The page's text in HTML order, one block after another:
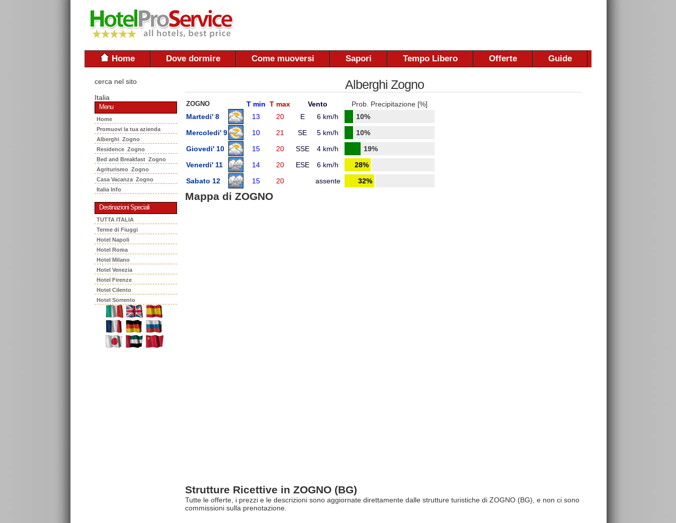
Home Dove dormire Come muoversi Sapori Tempo Libero Offerte Guide
cerca nel sito
Italia
Menu
Home
Promuovi la tua azienda
Alberghi Zogno
Residence Zogno
Bed and Breakfast Zogno
Agriturismo Zogno
Casa Vacanza Zogno
Italia Info
Destinazioni Speciali
TUTTA ITALIA
Terme di Fiuggi
Hotel Napoli
Hotel Roma
Hotel Milano
Hotel Venezia
Hotel Firenze
Hotel Cilento
Hotel Sorrento
Alberghi Zogno
ZOGNO T min T max Vento
Prob. Precipitazione [%]
Martedi' 8
13 20 E 6 km/h
10%
Mercoledi' 9
10 21 SE 5 km/h
10%
Giovedi' 10
15 20 SSE 4 km/h
19%
Venerdi' 11
14 20 ESE 6 km/h
28%
Sabato 12
15 20 assente 32%
Mappa di ZOGNO
Strutture Ricettive in ZOGNO (BG)
Tutte le offerte, i prezzi e le descrizioni sono aggiornate direttamente dalle strutture turistiche di ZOGNO (BG), e non ci sono
commissioni sulla prenotazione.